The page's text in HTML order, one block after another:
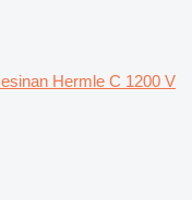
Hermle C 1200 V